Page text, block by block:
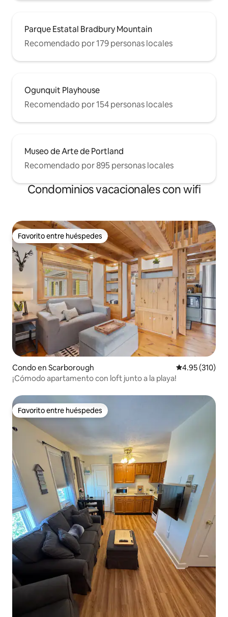
Parque Estatal Bradbury Mountain
Recomendado por 179 personas locales
Ogunquit Playhouse
Recomendado por 154 personas locales
Museo de Arte de Portland
Recomendado por 895 personas locales
Condominios vacacionales con wifi
Favorito entre huéspedes
Favorito entre huéspedes
Condo en Scarborough Calificación
4.95 (310)
¡Cómodo apartamento con loft junto a la playa!
Favorito entre huéspedes
Favorito entre huéspedes